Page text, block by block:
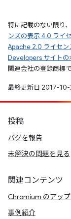
特に記載のない限り
ンズの表示 4.0 ライ
Apache 2.0 ライセン
Developers サイトの
関連会社の登録商標で
最終更新日 2017-10-
投稿
バグを報告
未解決の問題を見る
関連コンテンツ
Chromium のアッ
事例紹介